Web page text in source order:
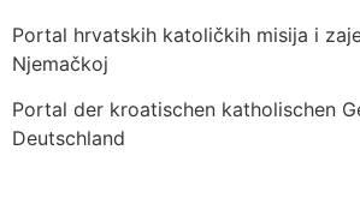
Portal hrvatskih katoličkih misija i
Njemačkoj
Portal der kroatischen katholischen
Deutschland